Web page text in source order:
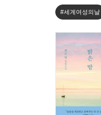
#세계여성의날